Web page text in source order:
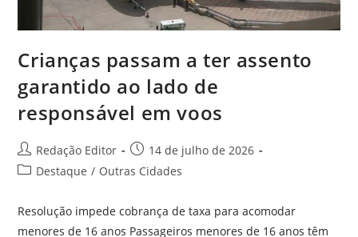
Crianças passam a ter assento
garantido ao lado de
responsável em voos
Redação Editor
14 de julho de 2026
Destaque / Outras Cidades
Resolução impede cobrança de taxa para acomodar
menores de 16 anos Passageiros menores de 16 anos têm